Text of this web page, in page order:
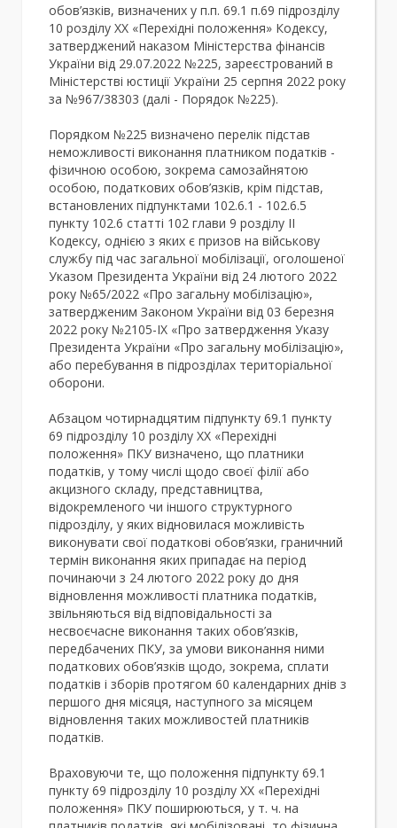
обов’язків, визначених у п.п. 69.1 п.69 підрозділу
10 розділу XX «Перехідні положення» Кодексу,
затверджений наказом Міністерства фінансів
України від 29.07.2022 №225, зареєстрований в
Міністерстві юстиції України 25 серпня 2022 року
за №967/38303 (далі - Порядок №225).
Порядком №225 визначено перелік підстав
неможливості виконання платником податків -
фізичною особою, зокрема самозайнятою
особою, податкових обов’язків, крім підстав,
встановлених підпунктами 102.6.1 - 102.6.5
пункту 102.6 статті 102 глави 9 розділу II
Кодексу, однією з яких є призов на військову
службу під час загальної мобілізації, оголошеної
Указом Президента України від 24 лютого 2022
року №65/2022 «Про загальну мобілізацію»,
затвердженим Законом України від 03 березня
2022 року №2105-ІХ «Про затвердження Указу
Президента України «Про загальну мобілізацію»,
або перебування в підрозділах територіальної
оборони.
Абзацом чотирнадцятим підпункту 69.1 пункту
69 підрозділу 10 розділу XX «Перехідні
положення» ПКУ визначено, що платники
податків, у тому числі щодо своєї філії або
акцизного складу, представництва,
відокремленого чи іншого структурного
підрозділу, у яких відновилася можливість
виконувати свої податкові обов’язки, граничний
термін виконання яких припадає на період
починаючи з 24 лютого 2022 року до дня
відновлення можливості платника податків,
звільняються від відповідальності за
несвоєчасне виконання таких обов’язків,
передбачених ПКУ, за умови виконання ними
податкових обов’язків щодо, зокрема, сплати
податків і зборів протягом 60 календарних днів з
першого дня місяця, наступного за місяцем
відновлення таких можливостей платників
податків.
Враховуючи те, що положення підпункту 69.1
пункту 69 підрозділу 10 розділу XX «Перехідні
положення» ПКУ поширюються, у т. ч. на